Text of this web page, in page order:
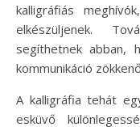
kalligráfiás
elkészüljenek.
segíthetnek abban,
kommunikáció
A kalligráfia tehát
esküvő